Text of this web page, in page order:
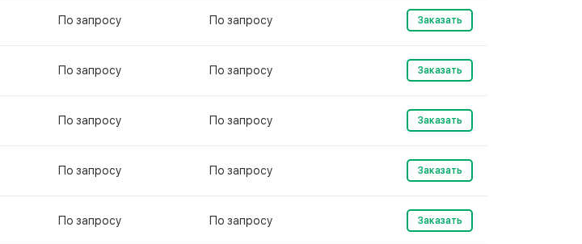
По запросу По запросу Заказать
По запросу По запросу Заказать
По запросу По запросу Заказать
По запросу По запросу Заказать
По запросу По запросу Заказать